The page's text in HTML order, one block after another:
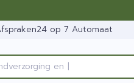
24 op 7 Automaat
categorie...